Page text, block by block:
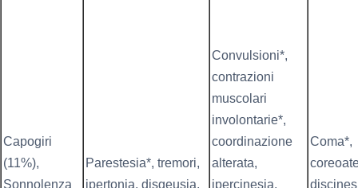
Capogiri
(11%),
Sonnolenza
Parestesia*, tremori,
ipertonia, disgeusia,
Convulsioni*,
contrazioni
muscolari
involontarie*,
coordinazione
alterata,
ipercinesia,
Coma*,